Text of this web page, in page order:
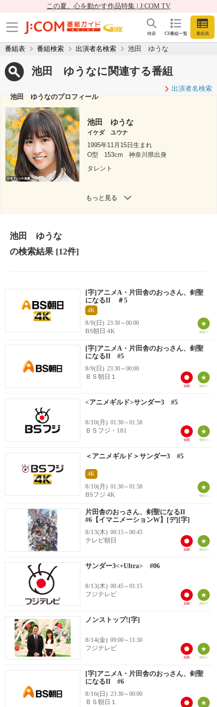
この夏、心を動かす作品特集 | J:COM TV
CS番組一覧 番組表
検索
番組表 番組検索 出演者名検索 池田 ゆうな
池田 ゆうなに関連する番組
出演者名検索
池田 ゆうなのプロフィール
池田 ゆうな
イケダ ユウナ
1995年11月15日生まれ
O型
153cm
神奈川県出身
タレント
もっと見る
池田 ゆうな
の検索結果[12件]
[字]アニメA・片田舎のおっさん、剣聖
になるII ＃5
4K
8/9(日) 23:30～00:00
BS朝日 4K
[字]アニメA・片田舎のおっさん、剣聖
になるII #5
8/9(日) 23:30～00:00
ＢＳ朝日１
<アニメギルド>サンダー3 #5
8/10(月) 01:30～01:58
ＢＳフジ・181
＜アニメギルド＞サンダー3 #5
4K
8/10(月) 01:30～01:58
BSフジ 4K
片田舎のおっさん、剣聖になるII
#6【イマニメーションW】[デ][字]
8/13(木) 00:15～00:45
テレビ朝日
サンダー3<+Ultra> #06
8/13(木) 00:45～01:15
フジテレビ
ノンストップ![字]
8/14(金) 09:00～11:30
フジテレビ
[字]アニメA・片田舎のおっさん、剣聖
になるII #6
8/16(日) 23:30～00:00
ＢＳ朝日１